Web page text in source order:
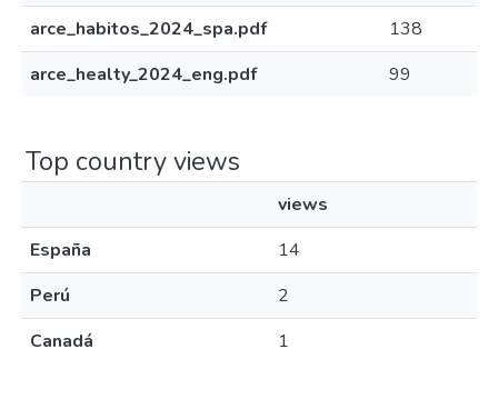
arce_habitos_2024_spa.pdf
138
arce_healty_2024_eng.pdf
99
Top country views
views
España
14
Perú
2
Canadá
1